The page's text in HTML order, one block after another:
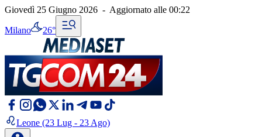
Giovedì 25 Giugno 2026 - Aggiornato alle 00:22
Milano 26°
Leone (23 Lug - 23 Ago)